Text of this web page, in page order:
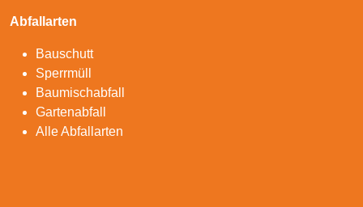
Abfallarten
Bauschutt
Sperrmüll
Baumischabfall
Gartenabfall
Alle Abfallarten